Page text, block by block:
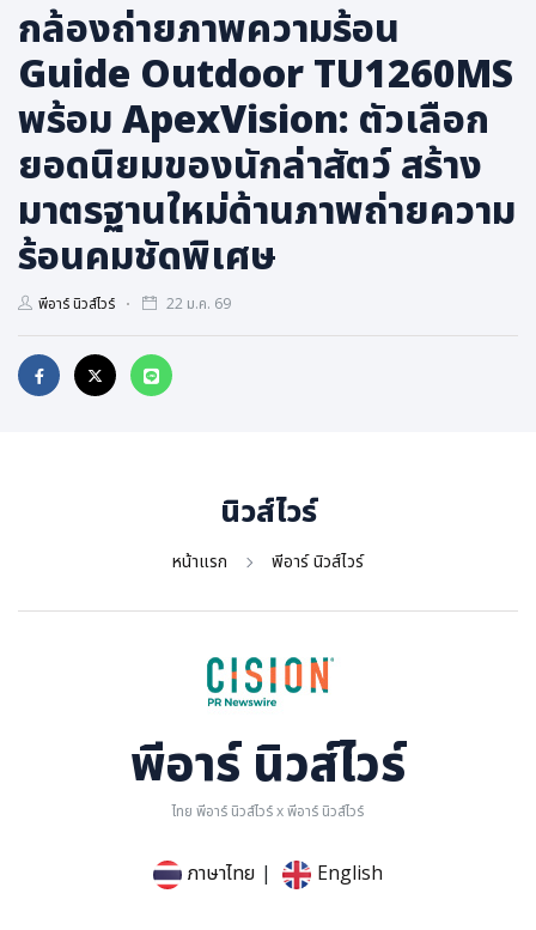
อาหาร, เครื่องดื่ม
ท่องเที่ยว
โรงแรม, ที่พัก
บ้าน, คอนโด, อสังหาฯ
ประกัน
สัตว์เลี้ยง
ไอที
เอไอ
การศึกษา
เศรษฐกิจ, การเงิน
กล้องถ่ายภาพความร้อน
Guide Outdoor TU1260MS
พร้อม ApexVision: ตัวเลือก
ยอดนิยมของนักล่าสัตว์ สร้าง
มาตรฐานใหม่ด้านภาพถ่ายความ
ร้อนคมชัดพิเศษ
พีอาร์ นิวส์ไวร์ 22 ม.ค. 69
นิวส์ไวร์
หน้าแรก พีอาร์ นิวส์ไวร์
พีอาร์ นิวส์ไวร์
ไทย พีอาร์ นิวส์ไวร์ x พีอาร์ นิวส์ไวร์
ภาษาไทย | English